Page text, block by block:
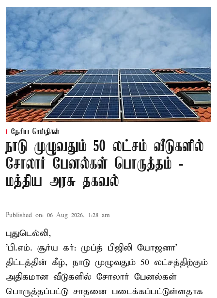
தேசிய செய்திகள்
நாடு முழுவதும் 50 லட்சம் வீடுகளில்
சோலார் பேனல்கள் பொருத்தம் -
மத்திய அரசு தகவல்
Published on: 06 Aug 2026, 1:28 am
புதுடெல்லி,
'பி.எம். சூர்ய கர்: முப்த் பிஜிலி யோஜனா'
திட்டத்தின் கீழ், நாடு முழுவதும் 50 லட்சத்திற்கும்
அதிகமான வீடுகளில் சோலார் பேனல்கள்
பொருத்தப்பட்டு சாதனை படைக்கப்பட்டுள்ளதாக